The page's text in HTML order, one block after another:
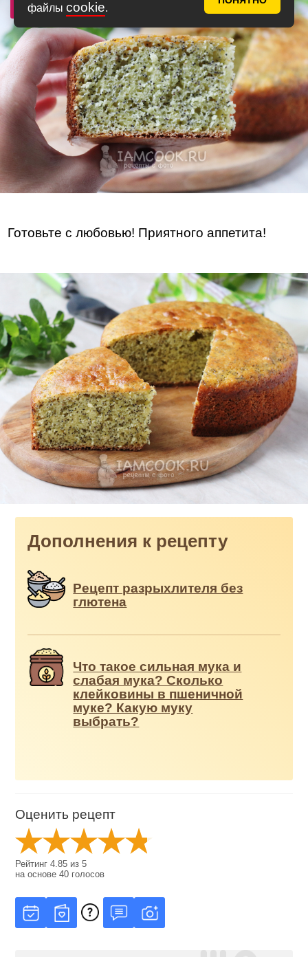
файлы cookie.
Фото 12
Готовьте с любовью! Приятного аппетита!
Дополнения к рецепту
Рецепт разрыхлителя без
глютена
Что такое сильная мука и
слабая мука? Сколько
клейковины в пшеничной
муке? Какую муку
выбрать?
Оценить рецепт
Рейтинг4.85 из5
на основе40 голосов